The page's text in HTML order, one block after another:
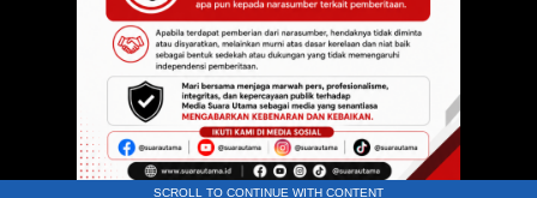
SCROLL TO CONTINUE WITH CONTENT